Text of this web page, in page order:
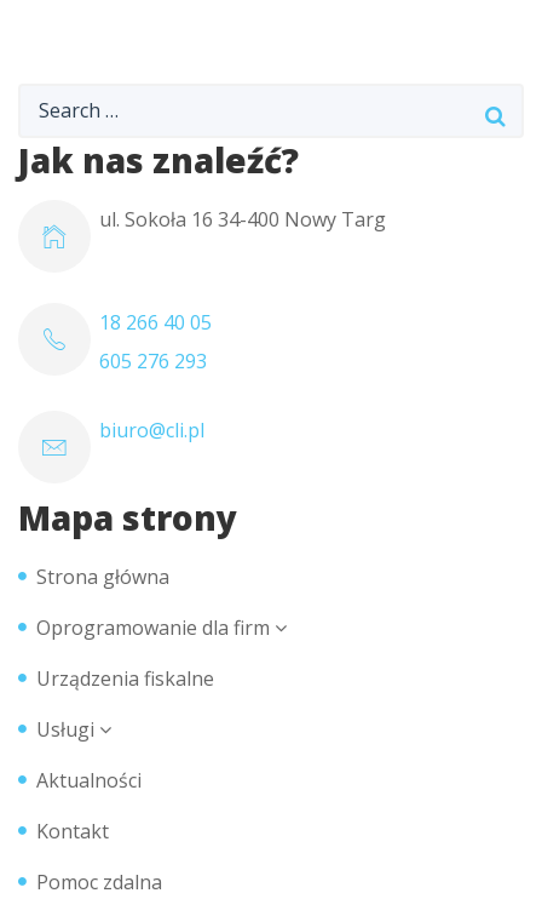
Jak nas znaleźć?
ul. Sokoła 16 34-400 Nowy Targ
18 266 40 05
605 276 293
biuro@cli.pl
Mapa strony
Strona główna
Oprogramowanie dla firm
Urządzenia fiskalne
Usługi
Aktualności
Kontakt
Pomoc zdalna